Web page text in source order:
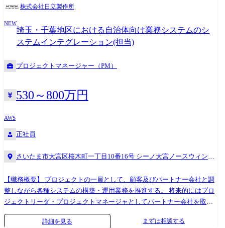
す。 【参考資料】 ・キャリア採用サイ
ト:https://www.hitachi.co.jp/Div/jkk/careers/index.html ・SEトップメッセ
ージ:https://youtu.be/Nbqq3aqnRag ・事業部紹介映
ジェクトにおける業務の取り纏め(プロジェクトリーダやチームリーダ)と
ションの設計・開発や運用に従事していただきます。 プロジェクトやチ
ームのリーダとして、お客様のみならず社内を含めた関係者との調整
的には以下のとおり上流から下流まで幅広いフェーズに従事していただ
ョンについて、要件の確認や外部仕様、内部仕様を設計し、結果を文書
具体化 ・設計計画や設計基準、設計標準などの策定 ・アプリケーショ
ン/インフラ/運用それぞれの領域に関する仕様調整、設計レビュー ・お
客様や社内関係者との各種調整 ②製造・構築・試験 お客様と合意した設
します。 ・実装計画やテスト計画、実装基準の策定 ・実装時に生じる課
お客様の業務システムからDX関連システムの提案活動から設計・構築、
ージ:https://youtu.be/Nbqq3aqnRag ・事業部紹介映
像:https://youtu.be/QJrlX_UvWS8 【職務概要】 ・システム開発・構築プ
ロジェクトのリーダーとして、プロジェクトをまとめる役割や、稼働後
題解決と革新的な価値創出のため、新しいサービス・ソリューション提
ら下流まで、幅広い経験を積むことができるチャンスが与えられます。
【職務詳細】 案件状況に応じて、以下の(1)(2)の職務を遂行していただき
②設計・開発・テスト ・基本設計、詳細設計、運用設計などの各種設
画をもとに開発チームの進捗管理を行います。 ・設計・開発・テスト
データ移行設計・ツール開発・本番データ移行の取りまとめを行いま
す。 ・現行システムから新システムへの移行設計～切替の取りまとめ
を行います。 ④運用・保守 ・システム稼働後の運用・保守の取りまと
めを行います。 (2)自治体DX,新規ビジネス創出などの提案活動 ・顧客の
課題・ニーズをヒアリング等により把握し、市場・技術動向を踏まえソ
株式会社日立製作所
NEW
埼玉・千葉地区における自治体向け業務システムのシ
ステムインテグレーション(担当)
プロジェクトマネージャー（PM）
530～800万円
AWS
正社員
さいたま市大宮区桜木町一丁目10番16号 シーノ大宮ノースウィング
【職務概要】 プロジェクトの一員として、顧客及びパートナー会社と調
整しながら各種システムの構築・運用業務を推進する。 将来的にはプロ
ジェクトリーダ・プロジェクトマネージャとしてパートナー会社を取り
纏め、各種システム構築・運用を行う。 【職務詳細】 埼玉地区および千
葉地区の自治体(埼玉県、さいたま市、千葉県、千葉市)を対象に、各種シ
詳細を見る まずは相談する